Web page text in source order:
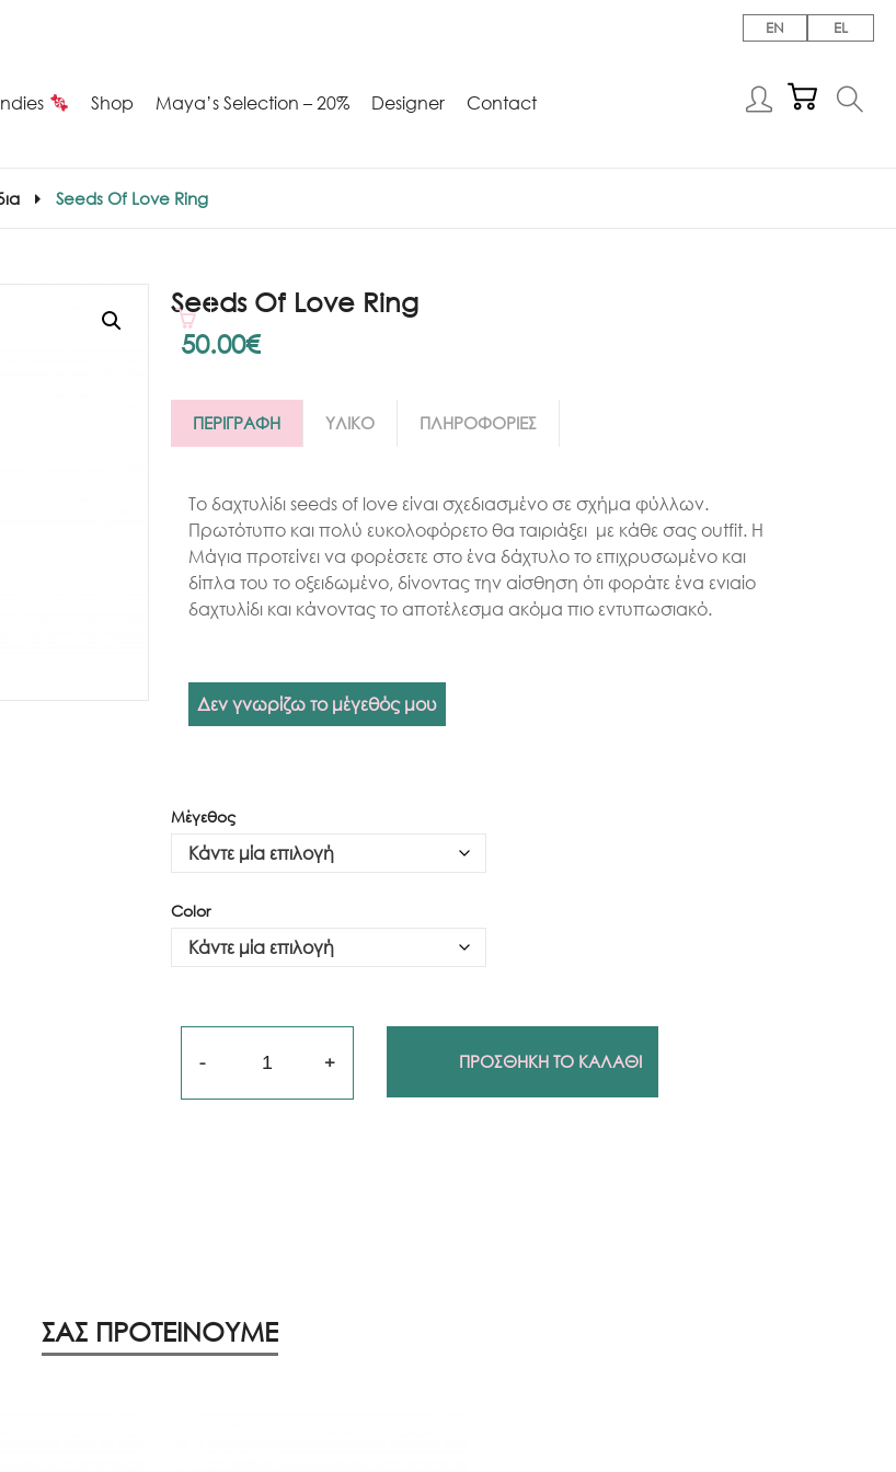
EN EL
Shop Maya’s Selection – 20% Designer Contact
Seeds Of Love Ring
Seeds Of Love Ring
50.00€
ΠΕΡΙΓΡΑΦΗ ΥΛΙΚΟ ΠΛΗΡΟΦΟΡΙΕΣ
Το δαχτυλίδι seeds of love είναι σχεδιασμένο σε σχήμα φύλλων.
Πρωτότυπο και πολύ ευκολοφόρετο θα ταιριάξει με κάθε σας outfit. Η
Μάγια προτείνει να φορέσετε στο ένα δάχτυλο το επιχρυσωμένο και
δίπλα του το οξειδωμένο, δίνοντας την αίσθηση ότι φοράτε ένα ενιαίο
δαχτυλίδι και κάνοντας το αποτέλεσμα ακόμα πιο εντυπωσιακό.
Δεν γνωρίζω το μέγεθός μου
Μέγεθος
Color
ΠΡΟΣΘΗΚΗ ΤΟ ΚΑΛΑΘΙ
ΣΑΣ ΠΡΟΤΕΙΝΟΥΜΕ